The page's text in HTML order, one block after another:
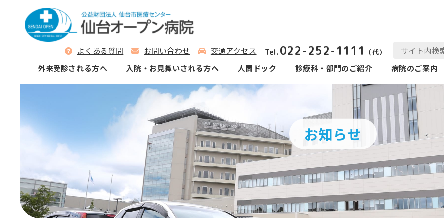
よくある質問 お問い合わせ 交通アクセス Tel. 022-252-1111 （代）
外来受診される⽅へ ⼊院‧お⾒舞いされる⽅へ 人間ドック 診療科‧部⾨のご紹介 病院のご案内
お知らせ